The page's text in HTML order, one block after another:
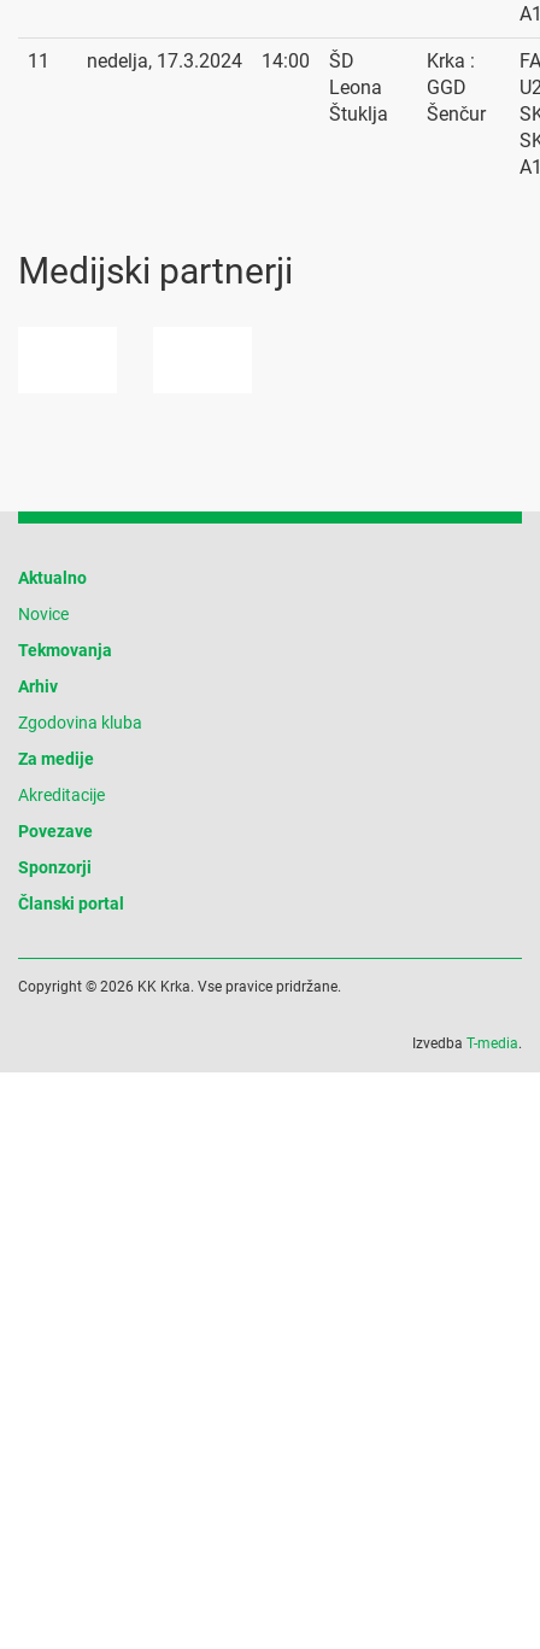
11 nedelja, 17.3.2024 14:00
ŠD
Leona
Štuklja
Krka :
GGD
Šenčur
Medijski partnerji
Aktualno
Novice
Tekmovanja
Arhiv
Zgodovina kluba
Za medije
Akreditacije
Povezave
Sponzorji
Članski portal
Copyright © 2026 KK Krka. Vse pravice pridržane.
Izvedba T-media.